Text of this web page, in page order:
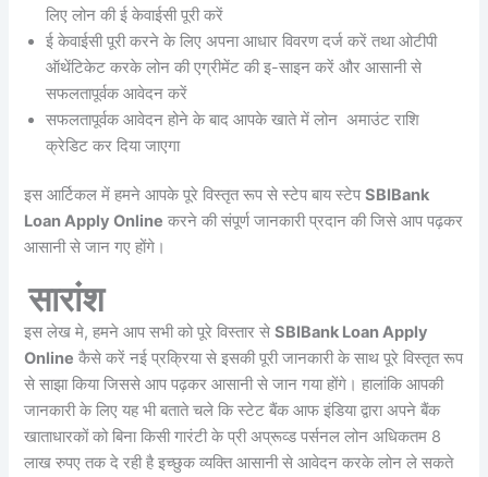
लिए लोन की ई केवाईसी पूरी करें
ई केवाईसी पूरी करने के लिए अपना आधार विवरण दर्ज करें तथा ओटीपी
ऑथेंटिकेट करके लोन की एग्रीमेंट की इ-साइन करें और आसानी से
सफलतापूर्वक आवेदन करें
सफलतापूर्वक आवेदन होने के बाद आपके खाते में लोन अमाउंट राशि
क्रेडिट कर दिया जाएगा
इस आर्टिकल में हमने आपके पूरे विस्तृत रूप से स्टेप बाय स्टेपSBIBank
Loan Apply Online करने की संपूर्ण जानकारी प्रदान की जिसे आप पढ़कर
आसानी से जान गए होंगे।
सारांश
इस लेख मे, हमने आप सभी को पूरे विस्तार सेSBIBank Loan Apply
Online कैसे करें नई प्रक्रिया से इसकी पूरी जानकारी के साथ पूरे विस्तृत रूप
से साझा किया जिससे आप पढ़कर आसानी से जान गया होंगे। हालांकि आपकी
जानकारी के लिए यह भी बताते चले कि स्टेट बैंक आफ इंडिया द्वारा अपने बैंक
खाताधारकों को बिना किसी गारंटी के प्री अप्रूव्ड पर्सनल लोन अधिकतम 8
लाख रुपए तक दे रही है इच्छुक व्यक्ति आसानी से आवेदन करके लोन ले सकते